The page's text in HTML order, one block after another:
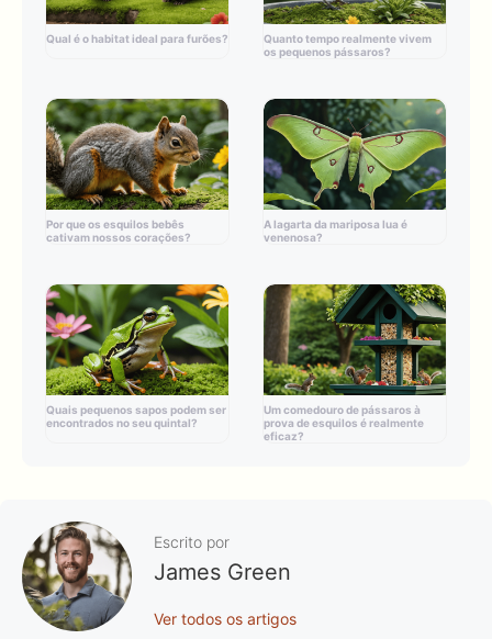
Qual é o habitat ideal para furões?
Quanto tempo realmente vivem
os pequenos pássaros?
Por que os esquilos bebês
cativam nossos corações?
A lagarta da mariposa lua é
venenosa?
Quais pequenos sapos podem ser
encontrados no seu quintal?
Um comedouro de pássaros à
prova de esquilos é realmente
eficaz?
Escrito por
James Green
Ver todos os artigos